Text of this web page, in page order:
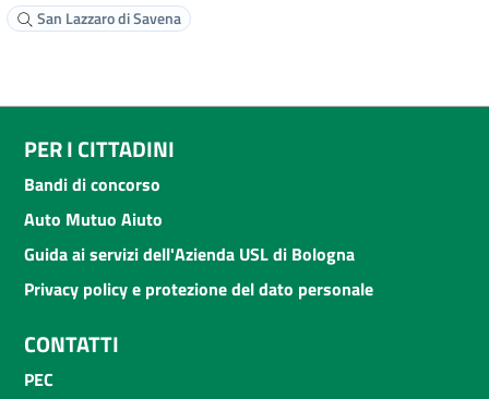
San Lazzaro di Savena
PER I CITTADINI
Bandi di concorso
Auto Mutuo Aiuto
Guida ai servizi dell'Azienda USL di Bologna
Privacy policy e protezione del dato personale
CONTATTI
PEC